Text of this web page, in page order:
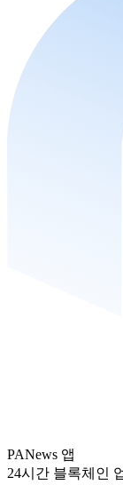
PANews 앱
24시간 블록체인